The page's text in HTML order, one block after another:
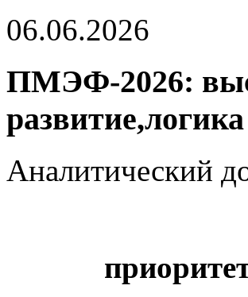
06.06.2026
ПМЭФ-2026:
Аналитический